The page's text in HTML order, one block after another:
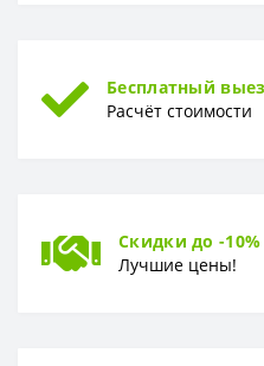
Бесплатный
Расчёт стоимости
Скидки до -10%
Лучшие цены!